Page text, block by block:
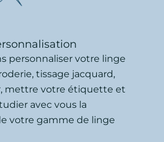
personnaliser votre linge
tissage jacquard,
mettre votre étiquette et
avec vous la
votre gamme de linge